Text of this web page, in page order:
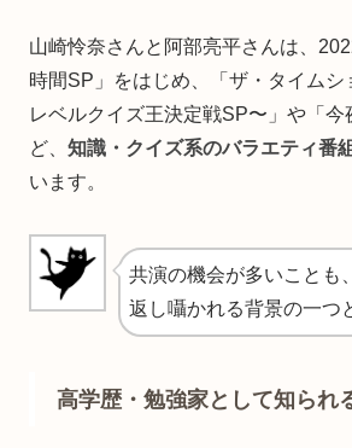
山崎怜奈さんと阿部亮平さんは、
時間SP」をはじめ、「ザ・タイムシ
レベルクイズ王決定戦SP〜」や「今
ど、 知識・クイズ系のバラエティ番
います。
共演の機会が多いことも
返し囁かれる背景の一つ
高学歴・勉強家として知られ